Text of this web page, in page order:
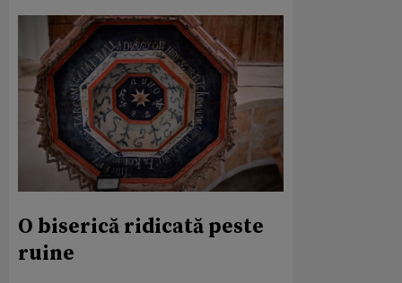
O biserică ridicată peste
ruine